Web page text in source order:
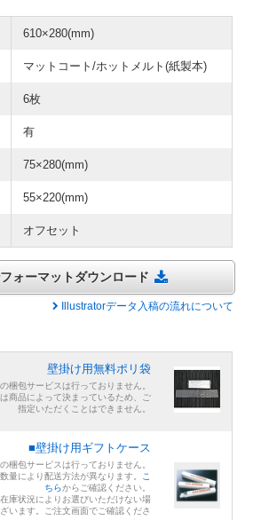
610×280(mm)
マットコート/ホットメルト(紙製本)
6枚
有
75×280(mm)
55×220(mm)
オフセット
ォーマットダウンロード
Illustratorデータ入稿の流れについて
壁掛け用無料ポリ袋
梱包サービスは行っておりません。
商品によって決まっているため、ご
指定いただくことはできません。
■壁掛け用ギフトケース
梱包サービスは行っておりません。
量により配送方法が異なります。 こ
ちらからご確認ください。
庫状況によりお選びいただけない場
います。ご注文画面でご確認くださ